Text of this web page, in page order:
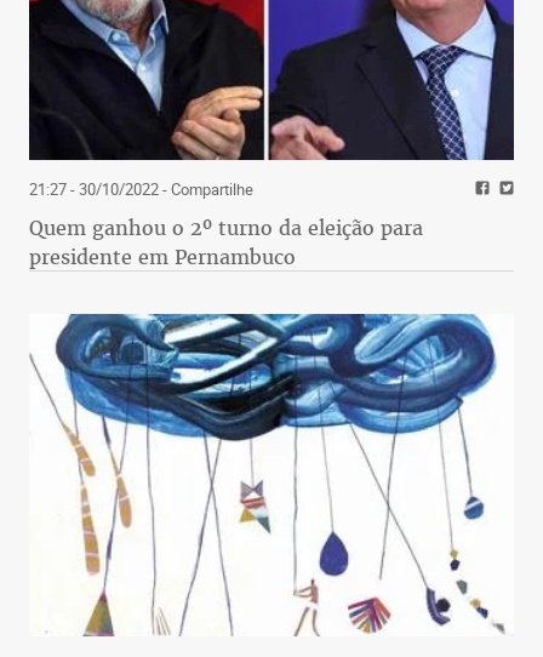
21:27 - 30/10/2022- Compartilhe
Quem ganhou o 2º turno da eleição para
presidente em Pernambuco